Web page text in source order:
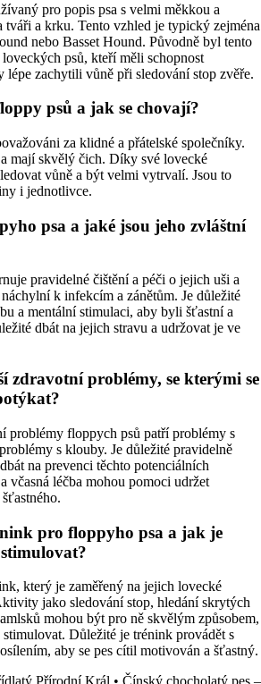
pro popis psa s velmi měkkou a
a krku. Tento vzhled je typický zejména
nebo Basset Hound. Původně byl tento
psů, kteří měli schopnost
lépe zachytili vůně při sledování stop zvěře.
psů a jak se chovají?
za klidné a přátelské společníky.
mají skvělý čich. Díky své lovecké
vůně a být velmi vytrvalí. Jsou to
i jednotlivce.
psa a jaké jsou jeho zvláštní
pravidelné čištění a péči o jejich uši a
k infekcím a zánětům. Je důležité
a mentální stimulaci, aby byli šťastní a
dbát na jejich stravu a udržovat je ve
zdravotní problémy, se kterými se
problémy floppych psů patří problémy s
s klouby. Je důležité pravidelně
na prevenci těchto potenciálních
včasná léčba mohou pomoci udržet
pro floppyho psa a jak je
který je zaměřený na jejich lovecké
jako sledování stop, hledání skrytých
mohou být pro ně skvělým způsobem,
Důležité je trénink provádět s
aby se pes cítil motivován a šťastný.